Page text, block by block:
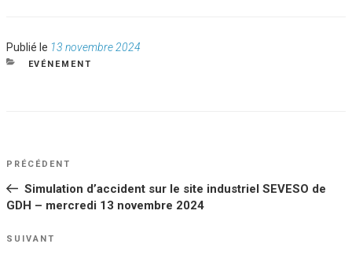
Publié le Publié
le
13 novembre 2024
CATÉGORIES
EVÉNEMENT
NAVIGATION
DE
L’ARTICLE
Article
PRÉCÉDENT
Simulation d’accident sur le site industriel SEVESO de
GDH – mercredi 13 novembre 2024
Article
SUIVANT